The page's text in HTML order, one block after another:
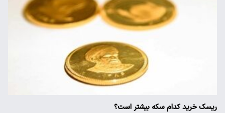
ریسک خرید کدام سکه بیشتر است؟